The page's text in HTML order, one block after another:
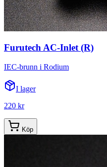
Furutech AC-Inlet (R)
IEC-brunn i Rodium
I lager
220 kr
Köp